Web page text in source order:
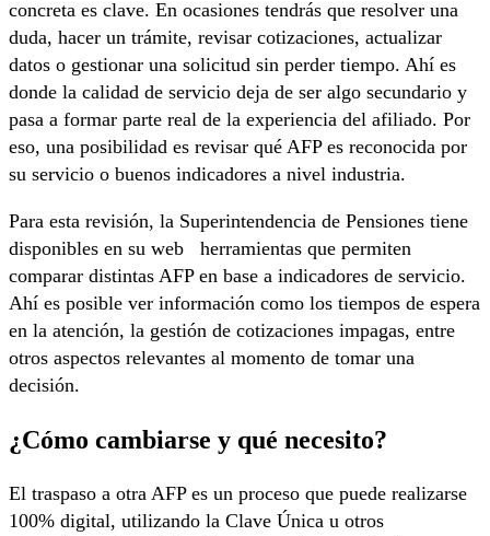
concreta es clave. En ocasiones tendrás que resolver una
duda, hacer un trámite, revisar cotizaciones, actualizar
datos o gestionar una solicitud sin perder tiempo. Ahí es
donde la calidad de servicio deja de ser algo secundario y
pasa a formar parte real de la experiencia del afiliado. Por
eso, una posibilidad es revisar qué AFP es reconocida por
su servicio o buenos indicadores a nivel industria.
Para esta revisión, la Superintendencia de Pensiones tiene
disponibles en su web
herramientas que permiten
comparar distintas AFP en base a indicadores de servicio.
Ahí es posible ver información como los tiempos de espera
en la atención, la gestión de cotizaciones impagas, entre
otros aspectos relevantes al momento de tomar una
decisión.
¿Cómo cambiarse y qué necesito?
El traspaso a otra AFP es un proceso que puede realizarse
100% digital, utilizando la Clave Única u otros